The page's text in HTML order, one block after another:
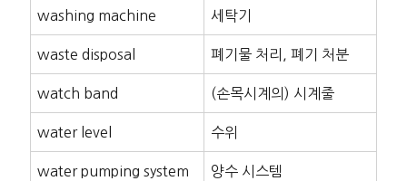
washing machine 세탁기
waste disposal 폐기물 처리, 폐기 처분
watch band (손목시계의) 시계줄
water level 수위
water pumping system 양수 시스템